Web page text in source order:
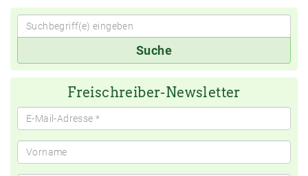
Suche
Freischreiber-Newsletter